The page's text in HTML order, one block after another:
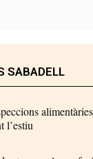
SABADELL
l’estiu